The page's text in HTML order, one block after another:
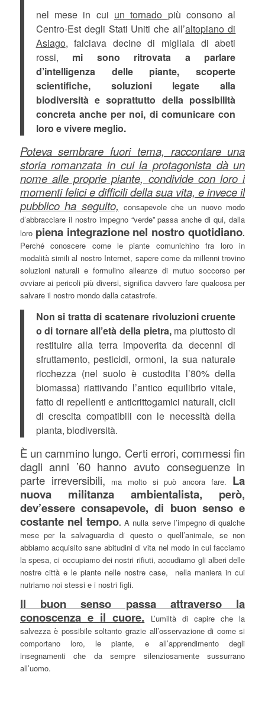
nel mese in cui un tornado più consono al
Centro-Est degli Stati Uniti che all’altopiano di
Asiago, falciava decine di migliaia di abeti
rossi, mi sono ritrovata a parlare
d’intelligenza delle piante, scoperte
scientifiche, soluzioni legate alla
biodiversità e soprattutto della possibilità
concreta anche per noi, di comunicare con
loro e vivere meglio.
Poteva sembrare fuori tema, raccontare una
storia romanzata in cui la protagonista dà un
nome alle proprie piante, condivide con loro i
momenti felici e difficili della sua vita, e invece il
pubblico ha seguito, consapevole che un nuovo modo
d’abbracciare il nostro impegno “verde” passa anche di qui, dalla
loro piena integrazione nel nostro quotidiano.
Perché conoscere come le piante comunichino fra loro in
modalità simili al nostro Internet, sapere come da millenni trovino
soluzioni naturali e formulino alleanze di mutuo soccorso per
ovviare ai pericoli più diversi, significa davvero fare qualcosa per
salvare il nostro mondo dalla catastrofe.
Non si tratta di scatenare rivoluzioni cruente
o di tornare all’età della pietra,ma piuttosto di
restituire alla terra impoverita da decenni di
sfruttamento, pesticidi, ormoni, la sua naturale
ricchezza (nel suolo è custodita l’80% della
biomassa) riattivando l’antico equilibrio vitale,
fatto di repellenti e anticrittogamici naturali, cicli
di crescita compatibili con le necessità della
pianta, biodiversità.
È un cammino lungo. Certi errori, commessi fin
dagli anni ’60 hanno avuto conseguenze in
parte irreversibili, ma molto si può ancora fare. La
nuova militanza ambientalista, però,
dev’essere consapevole, di buon senso e
costante nel tempo. A nulla serve l’impegno di qualche
mese per la salvaguardia di questo o quell’animale, se non
abbiamo acquisito sane abitudini di vita nel modo in cui facciamo
la spesa, ci occupiamo dei nostri rifiuti, accudiamo gli alberi delle
nostre città e le piante nelle nostre case, nella maniera in cui
nutriamo noi stessi e i nostri figli.
Il buon senso passa attraverso la
conoscenza e il cuore. L’umiltà di capire che la
salvezza è possibile soltanto grazie all’osservazione di come si
comportano loro, le piante, e all’apprendimento degli
insegnamenti che da sempre silenziosamente sussurrano
all’uomo.